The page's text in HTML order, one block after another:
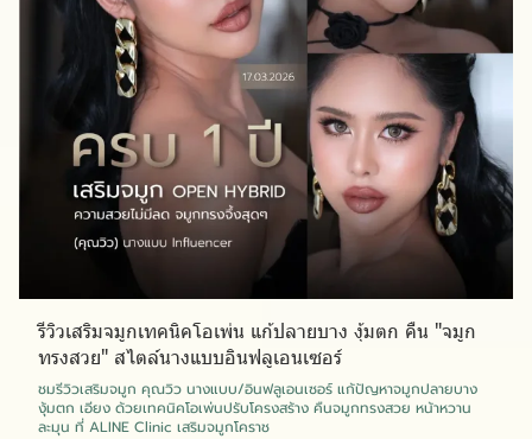
รีวิวเสริมจมูกเทคนิคโอเพ่น แก้ปลายบาง งุ้มตก คืน "จมูก
ทรงสวย" สไตล์นางแบบอินฟลูเอนเซอร์
ชมรีวิวเสริมจมูก คุณวิว นางแบบ/อินฟลูเอนเซอร์ แก้ปัญหาจมูกปลายบาง
งุ้มตก เอียง ด้วยเทคนิคโอเพ่นปรับโครงสร้าง คืนจมูกทรงสวย หน้าหวาน
ละมุน ที่ ALINE Clinic เสริมจมูกโคราช